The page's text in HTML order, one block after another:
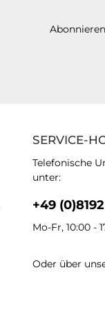
SERVICE-
Telefonische
unter:
+49
Mo-Fr, 10:00 -
Oder über